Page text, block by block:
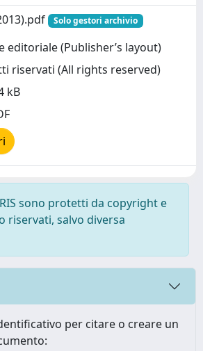
Solo gestori archivio
editoriale (Publisher’s layout)
riservati (All rights reserved)
kB
sono protetti da copyright e
riservati, salvo diversa
per citare o creare un